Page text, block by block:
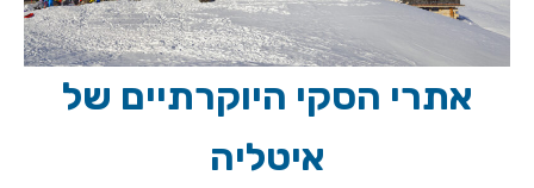
אתרי הסקי היוקרתיים של
איטליה